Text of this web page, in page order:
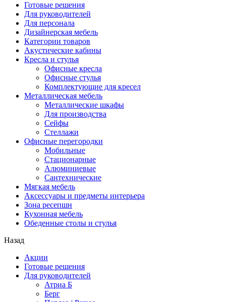
Готовые решения
Для руководителей
Для персонала
Дизайнерская мебель
Категории товаров
Акустические кабины
Кресла и стулья
Офисные кресла
Офисные стулья
Комплектующие для кресел
Металлическая мебель
Металлические шкафы
Для производства
Сейфы
Стеллажи
Офисные перегородки
Мобильные
Стационарные
Алюминиевые
Сантехнические
Мягкая мебель
Аксессуары и предметы интерьера
Зона ресепшн
Кухонная мебель
Обеденные столы и стулья
Назад
Акции
Готовые решения
Для руководителей
Атриа Б
Берг